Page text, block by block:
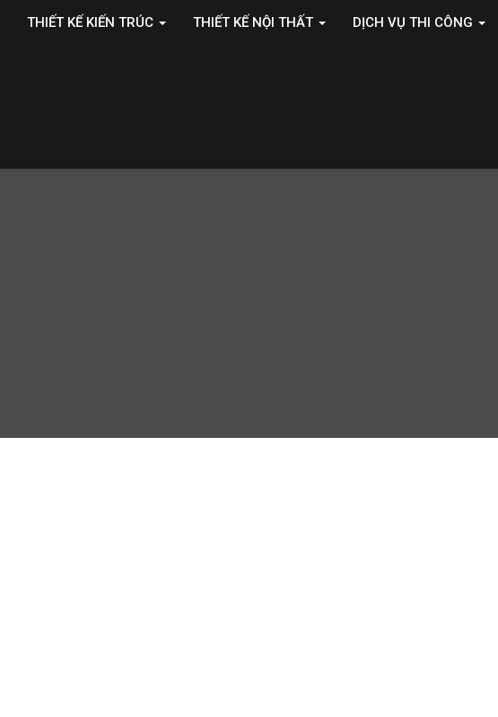
THIẾT KẾ KIẾN TRÚC THIẾT KẾ NỘI THẤT DỊCH VỤ THI CÔNG